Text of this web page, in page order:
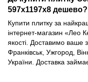
597x1197x8 дешево?
Купити плитку за
інтернет-магазин «Лео
якості. Доставимо ваше
Франківськ, Ужгород,
України. Доставка